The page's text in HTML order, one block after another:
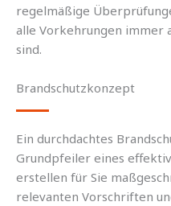
regelmäßige
alle Vorkehrungen immer
sind.
Brandschutzkonzept
Ein durchdachtes
Grundpfeiler eines
erstellen für Sie
relevanten Vorschriften